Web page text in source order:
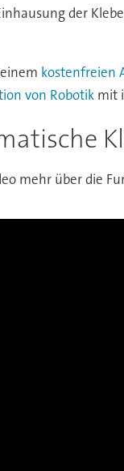
der
kostenfreien
von Robotikmit
mehr über die